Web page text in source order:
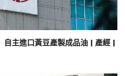
主進口黃豆產製成品油 | 產經 |